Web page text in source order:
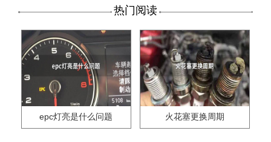
热门阅读
epc灯亮是什么问题 火花塞更换周期